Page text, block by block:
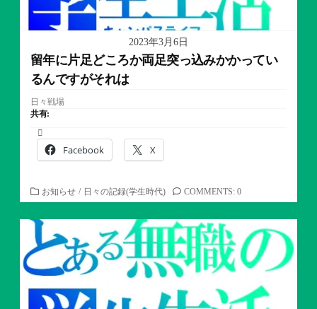
2023年3月6日
留年に片足どころか両足突っ込みかかってい
るんですがそれは
日々戦場
共有:
Facebook X
カ
テ
ゴ
ー
お知らせ / 日々の記録(学生時代) COMMENTS: 0